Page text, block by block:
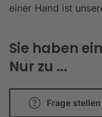
einer Hand ist
Sie haben
Nur zu ...
Frage stellen